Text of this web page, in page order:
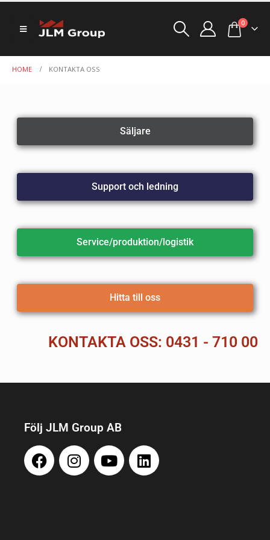
0
HOME KONTAKTA OSS
Säljare
Support och ledning
Service/produktion/logistik
Hitta till oss
KONTAKTA OSS: 0431 - 710 00
Följ JLM Group AB